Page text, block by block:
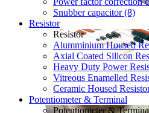
Snubber capacitor (8)
Resistor
Resistor
Alumminium Housed
Axial Coated Silicon
Heavy Duty Power
Vitreous Enamelled
Ceramic Housed
Potentiometer & Terminal
Potentiometer &